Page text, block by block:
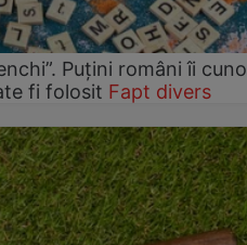
Puțini români îi
fi folosit Fapt divers